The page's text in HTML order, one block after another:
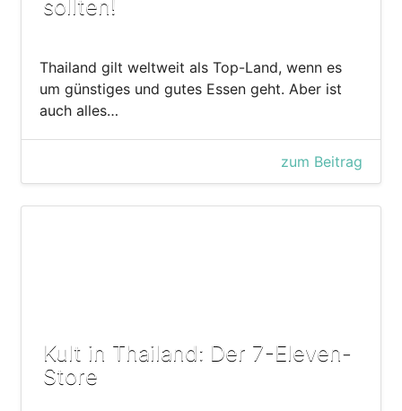
sollten!
Thailand gilt weltweit als Top-Land, wenn es
um günstiges und gutes Essen geht. Aber ist
auch alles…
zum Beitrag
Kult in Thailand: Der 7-Eleven-
Store